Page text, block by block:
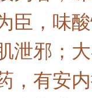
臣，味
泄邪；
，有安